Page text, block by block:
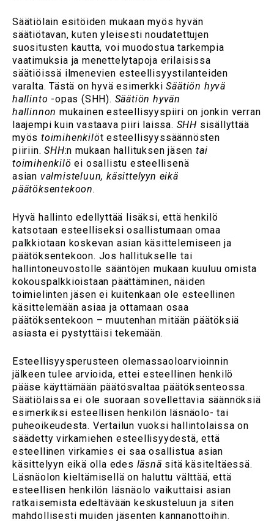
Säätiölain esitöiden mukaan myös hyvän
säätiötavan, kuten yleisesti noudatettujen
suositusten kautta, voi muodostua tarkempia
vaatimuksia ja menettelytapoja erilaisissa
säätiöissä ilmenevien esteellisyystilanteiden
varalta. Tästä on hyvä esimerkkiSäätiön hyvä
hallinto -opas (SHH). Säätiön hyvän
hallinnon mukainen esteellisyyspiiri on jonkin verran
laajempi kuin vastaava piiri laissa. SHH sisällyttää
myös toimihenkilöt esteellisyyssäännösten
piiriin.SHH:n mukaan hallituksen jäsentai
toimihenkilö ei osallistu esteellisenä
asian valmisteluun, käsittelyyn eikä
päätöksentekoon.
Hyvä hallinto edellyttää lisäksi, että henkilö
katsotaan esteelliseksi osallistumaan omaa
palkkiotaan koskevan asian käsittelemiseen ja
päätöksentekoon. Jos hallitukselle tai
hallintoneuvostolle sääntöjen mukaan kuuluu omista
kokouspalkkioistaan päättäminen, näiden
toimielinten jäsen ei kuitenkaan ole esteellinen
käsittelemään asiaa ja ottamaan osaa
päätöksentekoon – muutenhan mitään päätöksiä
asiasta ei pystyttäisi tekemään.
Esteellisyysperusteen olemassaoloarvioinnin
jälkeen tulee arvioida, ettei esteellinen henkilö
pääse käyttämään päätösvaltaa päätöksenteossa.
Säätiölaissa ei ole suoraan sovellettavia säännöksiä
esimerkiksi esteellisen henkilön läsnäolo- tai
puheoikeudesta. Vertailun vuoksi hallintolaissa on
säädetty virkamiehen esteellisyydestä, että
esteellinen virkamies ei saa osallistua asian
käsittelyyn eikä olla edes läsnä sitä käsiteltäessä.
Läsnäolon kieltämisellä on haluttu välttää, että
esteellisen henkilön läsnäolo vaikuttaisi asian
ratkaisemista edeltävään keskusteluun ja siten
mahdollisesti muiden jäsenten kannanottoihin.